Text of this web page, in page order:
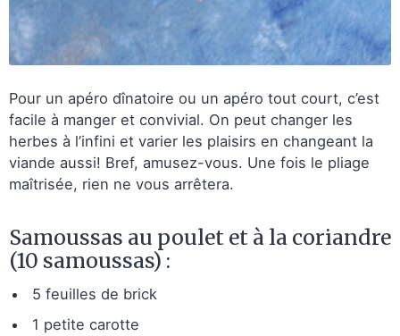
Pour un apéro dînatoire ou un apéro tout court, c’est
facile à manger et convivial. On peut changer les
herbes à l’infini et varier les plaisirs en changeant la
viande aussi! Bref, amusez-vous. Une fois le pliage
maîtrisée, rien ne vous arrêtera.
Samoussas au poulet et à la coriandre
(10 samoussas) :
5 feuilles de brick
1 petite carotte